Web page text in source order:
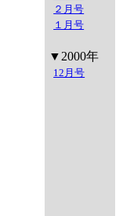
２月号
１月号
▼2000年
12月号